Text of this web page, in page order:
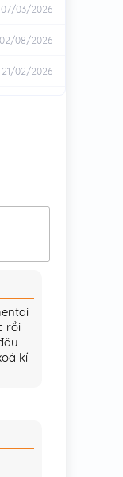
07/03/2026
02/08/2026
21/02/2026
12/04/2026
18/10/2025
rồi
kí